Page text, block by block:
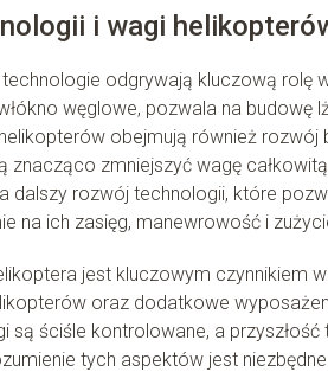
i wagi
odgrywają kluczową rolę
węglowe, pozwala na budowę
obejmują również
znacząco zmniejszyć wagę
dalszy rozwój technologii, które
na ich zasięg, manewrowość i
jest kluczowym czynnikiem
oraz dodatkowe
są ściśle kontrolowane, a
tych aspektów jest